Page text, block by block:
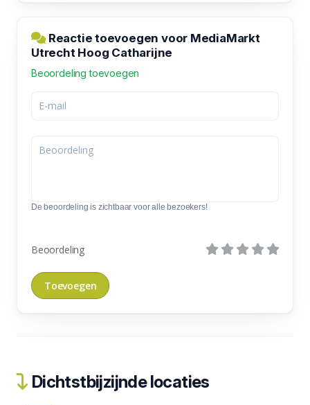
Reactie toevoegen voor MediaMarkt
Utrecht Hoog Catharijne
Beoordeling toevoegen
De beoordeling is zichtbaar voor alle bezoekers!
Beoordeling
Dichtstbijzijnde locaties